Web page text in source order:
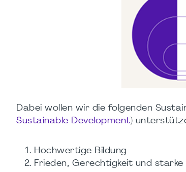
Dabei wollen wir die folgenden
Sustainable Development)
Hochwertige Bildung
Frieden, Gerechtigkeit und